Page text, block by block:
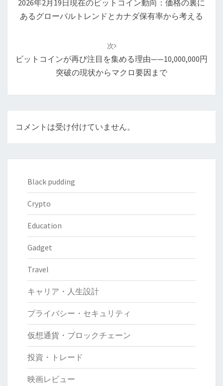
ョ
2026年2月19日現在のビットコイン動向：価格の裏に
あるグローバルトレンドとカナダ保有率から考える
次
ビットコインが再び注目を集める理由——10,000,000円
突破の現状からマクロ要因まで
コメントは受け付けていません。
Black pudding
Crypto
Education
Gadget
Travel
キャリア・人生設計
プライバシー・セキュリティ
仮想通貨・ブロックチェーン
投資・トレード
映画レビュー